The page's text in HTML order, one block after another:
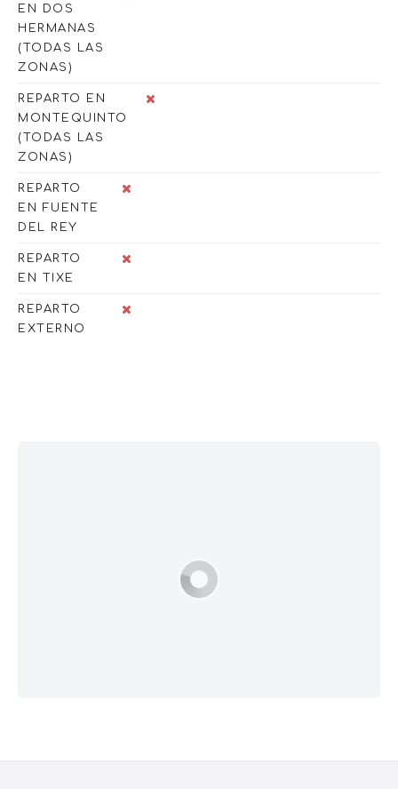
EN DOS
HERMANAS
(TODAS LAS
ZONAS)
REPARTO EN
MONTEQUINTO
(TODAS LAS
ZONAS)
REPARTO
EN FUENTE
DEL REY
REPARTO
EN TIXE
REPARTO
EXTERNO